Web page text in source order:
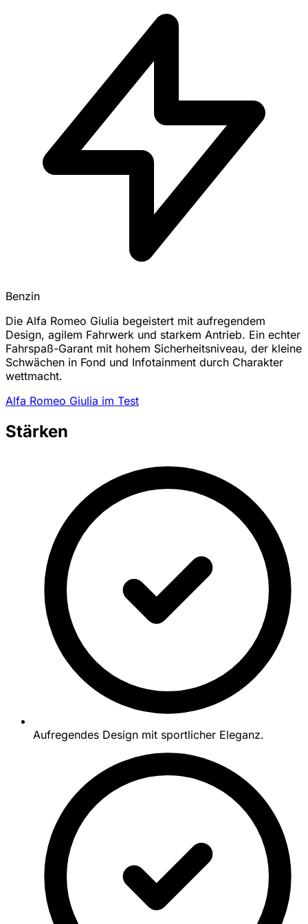
Benzin
Die Alfa Romeo Giulia begeistert mit aufregendem
Design, agilem Fahrwerk und starkem Antrieb. Ein echter
Fahrspaß-Garant mit hohem Sicherheitsniveau, der kleine
Schwächen in Fond und Infotainment durch Charakter
wettmacht.
Alfa Romeo Giulia im Test
Stärken
Aufregendes Design mit sportlicher Eleganz.